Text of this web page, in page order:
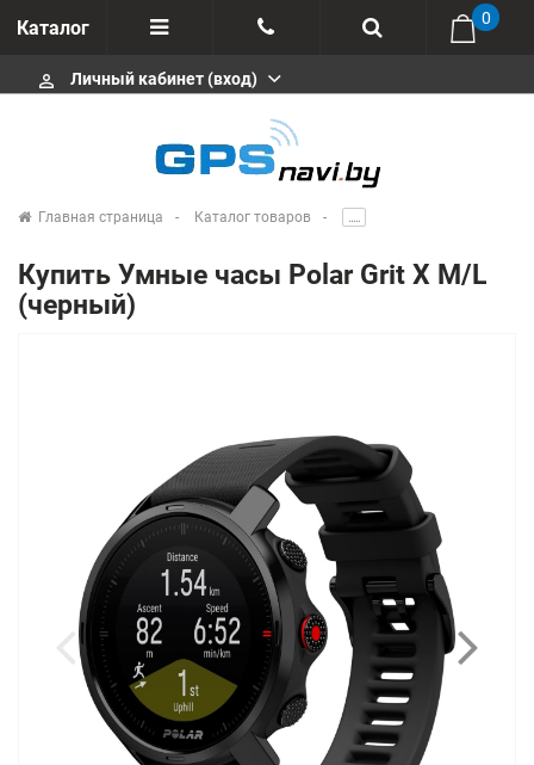
Каталог
Отзывы
+375 291646666
msa333
info@gpsnavi.by
0
perm_identity Личный кабинет (вход)
Главная страница Каталог товаров .....
Купить Умные часы Polar Grit X M/L
(черный)